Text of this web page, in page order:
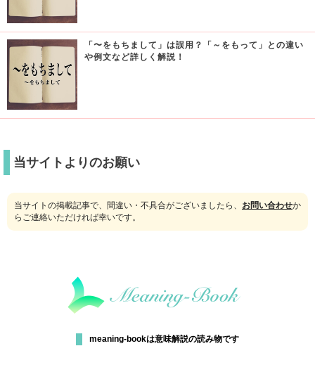
「〜をもちまして」は誤用？「～をもって」との違い
や例文など詳しく解説！
当サイトよりのお願い
当サイトの掲載記事で、間違い・不具合がございましたら、 お問い合わせか
らご連絡いただければ幸いです。
meaning-bookは意味解説の読み物です